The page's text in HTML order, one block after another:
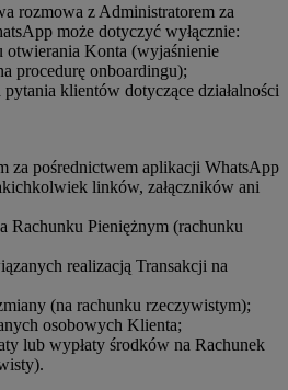
rozmowa z Administratorem za
może dotyczyć wyłącznie:
otwierania Konta (wyjaśnienie
procedurę onboardingu);
klientów dotyczące działalności
za pośrednictwem aplikacji WhatsApp
linków, załączników ani
Rachunku Pieniężnym (rachunku
realizacją Transakcji na
(na rachunku rzeczywistym);
osobowych Klienta;
lub wypłaty środków na Rachunek